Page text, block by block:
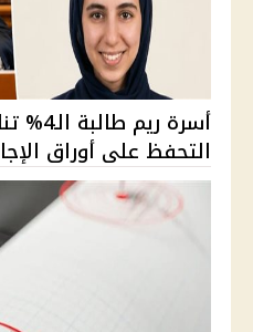
أسرة
التحفظ على أوراق